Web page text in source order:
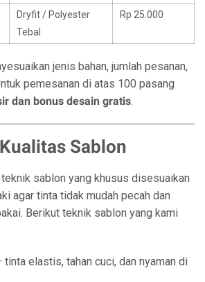
Dryfit / Polyester
Tebal
Rp 25.000
jenis bahan, jumlah pesanan,
pemesanan di atas 100 pasang
dan bonus desain gratis.
Sablon
sablon yang khusus disesuaikan
agar tinta tidak mudah pecah dan
Berikut teknik sablon yang kami
tinta elastis, tahan cuci, dan nyaman di